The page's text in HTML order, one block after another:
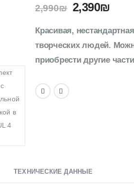
2,990₪ 2,390₪
Красивая,
творческих людей.
приобрести другие
ТЕХНИЧЕСКИЕ ДАННЫЕ